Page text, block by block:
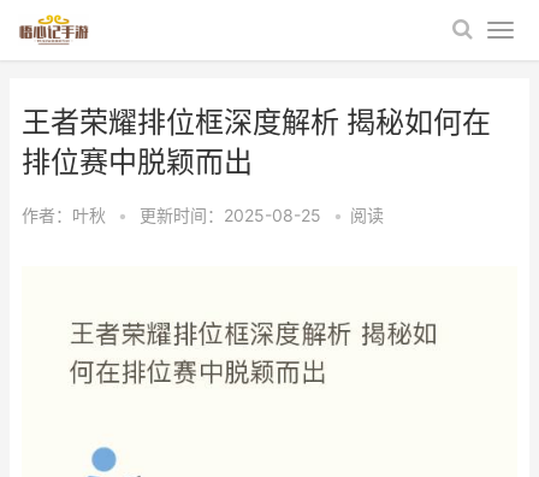
王者荣耀排位框深度解析 揭秘如何在
排位赛中脱颖而出
作者： 叶秋 • 更新时间：2025-08-25 • 阅读